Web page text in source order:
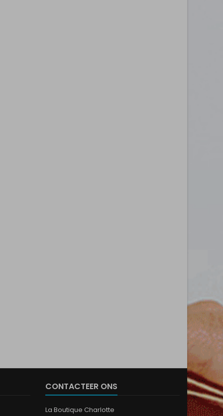
CONTACTEER ONS
La Boutique Charlotte